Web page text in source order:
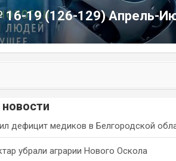
16-19 (126-129) Апрель-
дефицит медиков в Белгородской
убрали аграрии Нового Оскола